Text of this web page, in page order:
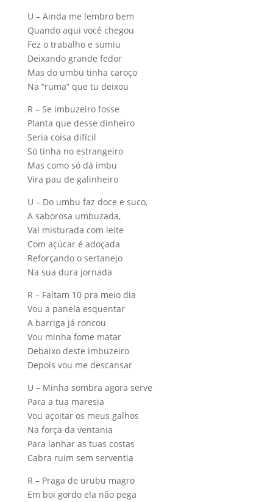
U – Ainda me lembro bem
Quando aqui você chegou
Fez o trabalho e sumiu
Deixando grande fedor
Mas do umbu tinha caroço
Na “ruma” que tu deixou
R – Se imbuzeiro fosse
Planta que desse dinheiro
Seria coisa difícil
Só tinha no estrangeiro
Mas como só dá imbu
Vira pau de galinheiro
U – Do umbu faz doce e suco,
A saborosa umbuzada,
Vai misturada com leite
Com açúcar é adoçada
Reforçando o sertanejo
Na sua dura jornada
R – Faltam 10 pra meio dia
Vou a panela esquentar
A barriga já roncou
Vou minha fome matar
Debaixo deste imbuzeiro
Depois vou me descansar
U – Minha sombra agora serve
Para a tua maresia
Vou açoitar os meus galhos
Na força da ventania
Para lanhar as tuas costas
Cabra ruim sem serventia
R – Praga de urubu magro
Em boi gordo ela não pega